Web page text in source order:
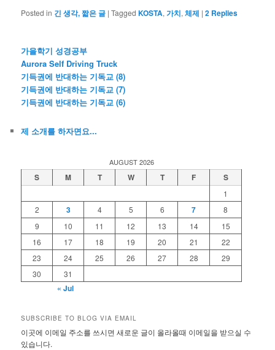
Posted in 긴 생각, 짧은 글 |Tagged KOSTA,가치,체제 |2 Replies
가을학기 성경공부
Aurora Self Driving Truck
기득권에 반대하는 기독교 (8)
기득권에 반대하는 기독교 (7)
기득권에 반대하는 기독교 (6)
제 소개를 하자면요...
AUGUST 2026
S M T W T F S
1
2
3 4 5 6 7
8
9
10 11 12 13 14
15
16
17 18 19 20 21
22
23
24 25 26 27 28
29
30
31
« Jul
SUBSCRIBE TO BLOG VIA EMAIL
이곳에 이메일 주소를 쓰시면 새로운 글이 올라올때 이메일을 받으실 수
있습니다.